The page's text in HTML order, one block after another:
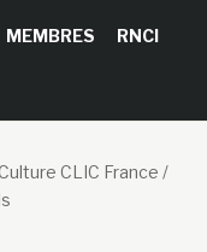
MEMBRES
RNCI
CLIC France /